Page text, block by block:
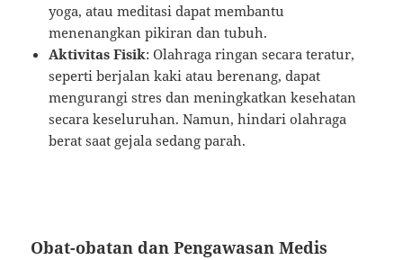
yoga, atau meditasi dapat membantu
menenangkan pikiran dan tubuh.
Aktivitas Fisik: Olahraga ringan secara teratur,
seperti berjalan kaki atau berenang, dapat
mengurangi stres dan meningkatkan kesehatan
secara keseluruhan. Namun, hindari olahraga
berat saat gejala sedang parah.
Obat-obatan dan Pengawasan Medis